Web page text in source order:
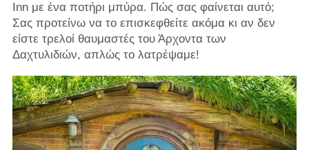
Inn με ένα ποτήρι μπύρα. Πώς σας φαίνεται αυτό;
Σας προτείνω να το επισκεφθείτε ακόμα κι αν δεν
είστε τρελοί θαυμαστές του Άρχοντα των
Δαχτυλιδιών, απλώς το λατρέψαμε!